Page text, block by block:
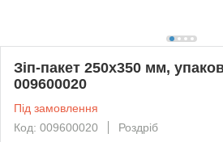
Зіп-пакет 250х350 мм,
009600020
Під замовлення
Код: 009600020
Роздріб